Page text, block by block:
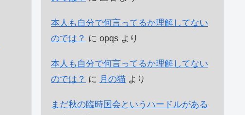
本人も自分で何言ってるか理解してない
のでは？ に opqs より
本人も自分で何言ってるか理解してない
のでは？ に 月の猫 より
まだ秋の臨時国会というハードルがある